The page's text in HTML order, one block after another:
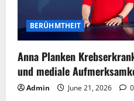
BERÜHMTHEIT
Anna Planken
und mediale
Admin June 21, 2026 0